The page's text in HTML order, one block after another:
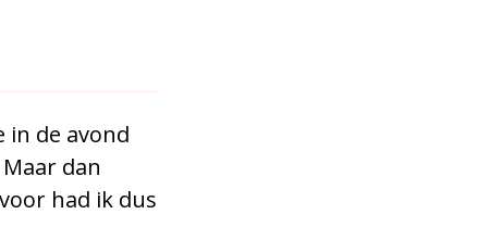
in de avond
dan
had ik dus